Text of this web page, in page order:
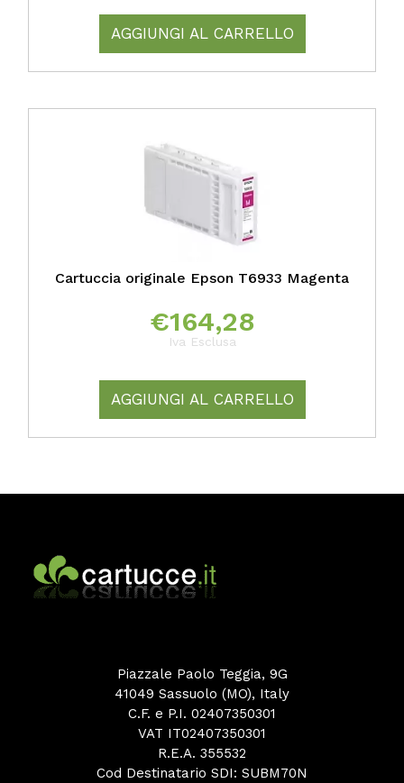
AGGIUNGI AL CARRELLO
Cartuccia originale Epson T6933 Magenta
€164,28
Iva Esclusa
AGGIUNGI AL CARRELLO
Piazzale Paolo Teggia, 9G
41049 Sassuolo (MO), Italy
C.F. e P.I. 02407350301
VAT IT02407350301
R.E.A. 355532
Cod Destinatario SDI: SUBM70N